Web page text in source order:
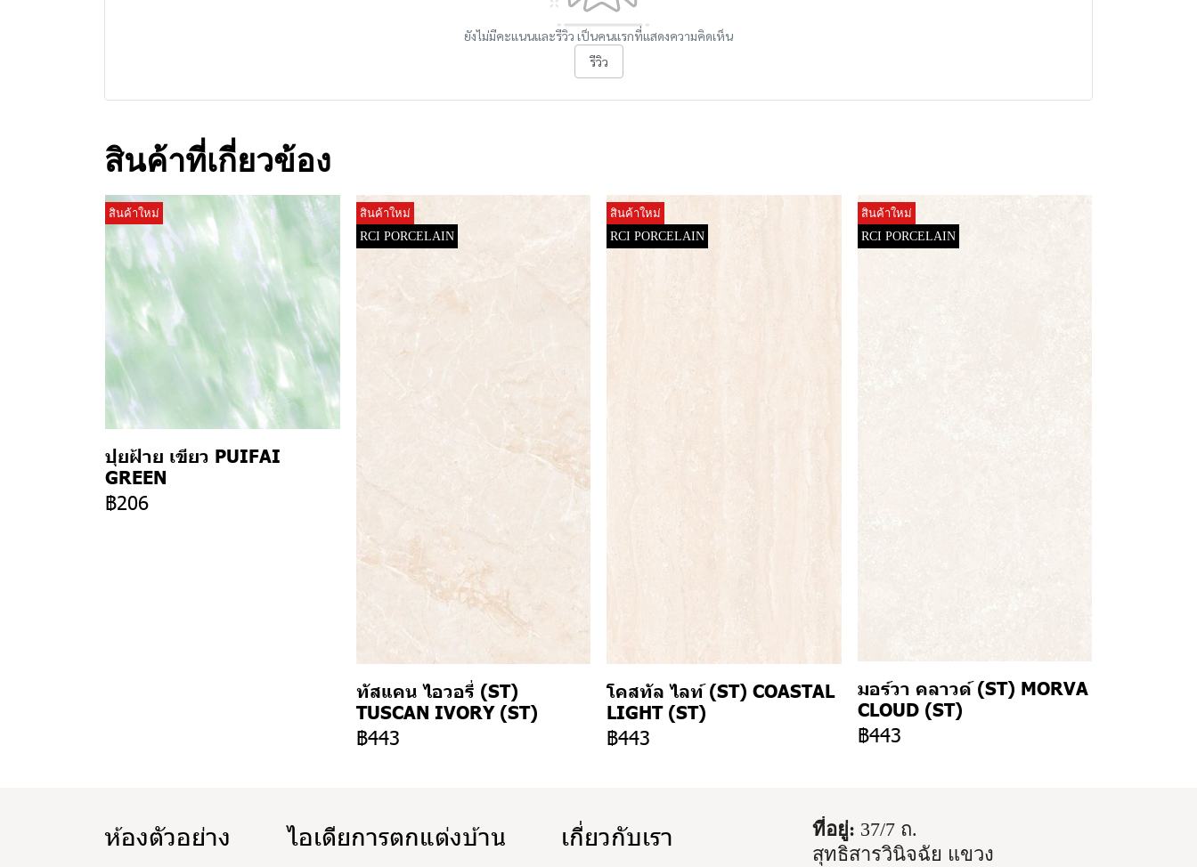
ยังไม่มีคะแนนและรีวิว เป็นคนแรกที่แสดงความคิดเห็น
รีวิว
สินค้าที่เกี่ยวข้อง
สินค้าใหม่
ปุยฝ้าย เขียว PUIFAI
GREEN
฿206
สินค้าใหม่
RCI PORCELAIN
ทัสแคน ไอวอรี่ (ST)
TUSCAN IVORY (ST)
฿443
สินค้าใหม่
RCI PORCELAIN
โคสทัล ไลท์ (ST) COASTAL
LIGHT (ST)
฿443
สินค้าใหม่
RCI PORCELAIN
มอร์วา คลาวด์ (ST) MORVA
CLOUD (ST)
฿443
ห้องตัวอย่าง ไอเดียการตกแต่งบ้าน เกี่ยวกับเรา ที่อยู่: 37/7 ถ.
สุทธิสารวินิจฉัย แขวง